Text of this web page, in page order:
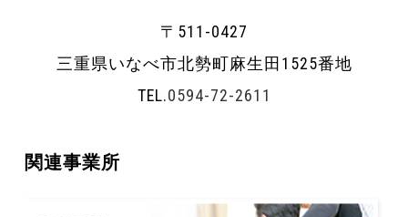
〒511-0427
三重県いなべ市北勢町麻生田1525番地
TEL.0594-72-2611
関連事業所